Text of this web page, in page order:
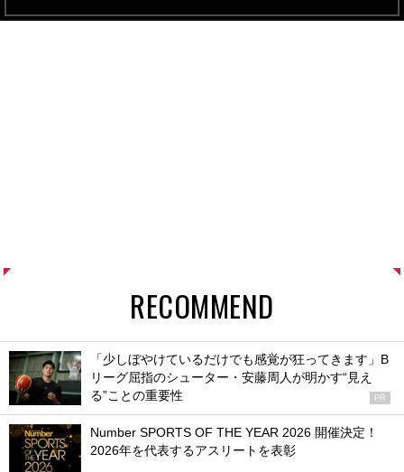
RECOMMEND
「少しぼやけているだけでも感覚が狂ってきます」B
リーグ屈指のシューター・安藤周人が明かす“見え
る”ことの重要性
PR
Number SPORTS OF THE YEAR 2026 開催決定！
2026年を代表するアスリートを表彰